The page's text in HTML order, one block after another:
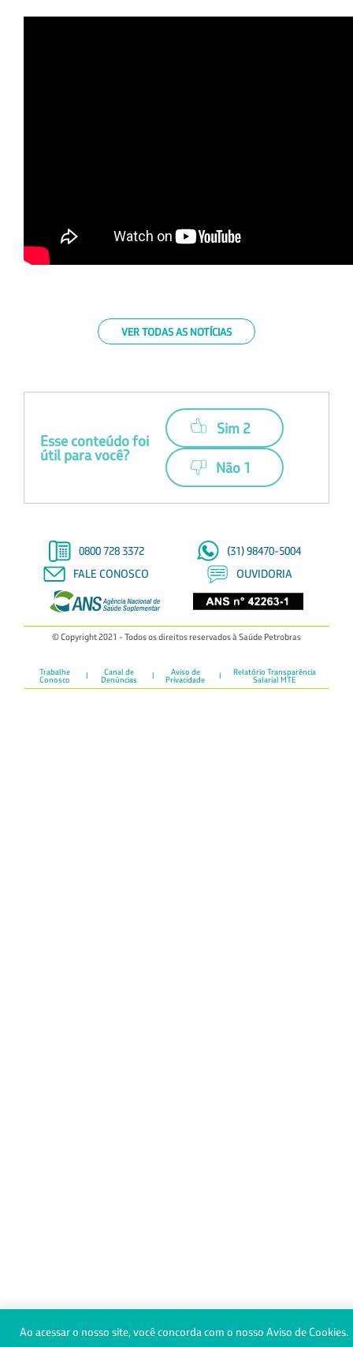
VER TODAS AS NOTÍCIAS
Esse conteúdo foi
útil para você?
Sim 2
Não 1
0800 728 3372
(31) 98470-5004
FALE CONOSCO
OUVIDORIA
© Copyright 2021 - Todos os direitos reservados à Saúde Petrobras
Trabalhe
Conosco
Canal de
Denúncias
Aviso de
Privacidade
Relatório Transparência
Salarial MTE
Ao acessar o nosso site, você concorda com o nosso Aviso de Cookies.